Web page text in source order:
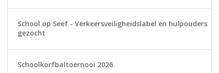
School op Seef - Verkeersveiligheidslabel en hulpouders
gezocht
Schoolkorfbaltoernooi 2026